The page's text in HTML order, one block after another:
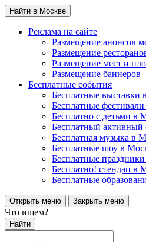
Найти в Москве
Реклама на сайте
Размещение анонсов
Размещение
Размещение мест и
Размещение баннеров
Бесплатные события
Бесплатные выставки
Бесплатные
Бесплатно с детьми в
Бесплатный
Бесплатная музыка в
Бесплатные шоу в
Бесплатные
Бесплатно! стендап в
Бесплатные
Открыть меню Закрыть меню
Что ищем?
Найти